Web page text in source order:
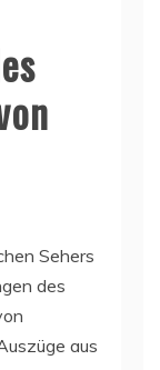
Sehers
des
aus